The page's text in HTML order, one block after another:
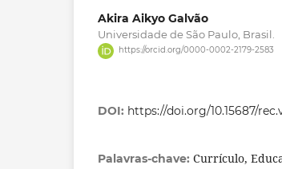
Akira Aikyo Galvão
Universidade de São Paulo, Brasil.
https://orcid.org/0000-0002-2179-2583
DOI: https://doi.org/10.15687/
Palavras-chave: Currículo,